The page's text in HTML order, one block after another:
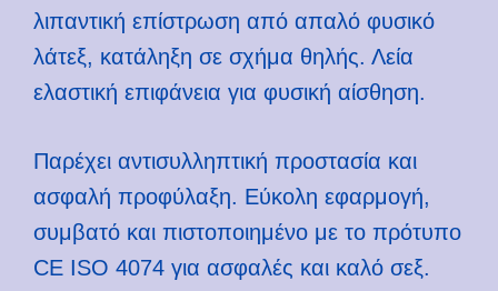
λιπαντική επίστρωση από απαλό φυσικό
λάτεξ, κατάληξη σε σχήμα θηλής. Λεία
ελαστική επιφάνεια για φυσική αίσθηση.
Παρέχει αντισυλληπτική προστασία και
ασφαλή προφύλαξη. Εύκολη εφαρμογή,
συμβατό και πιστοποιημένο με το πρότυπο
CE ISO 4074 για ασφαλές και καλό σεξ.